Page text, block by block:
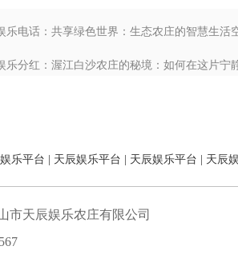
乐电话：共享绿色世界：生态农庄的智慧生活
乐分红：渥江白沙农庄的秘境：如何在这片宁
乐平台 天辰娱乐平台 天辰娱乐平台 天辰
市天辰娱乐农庄有限公司